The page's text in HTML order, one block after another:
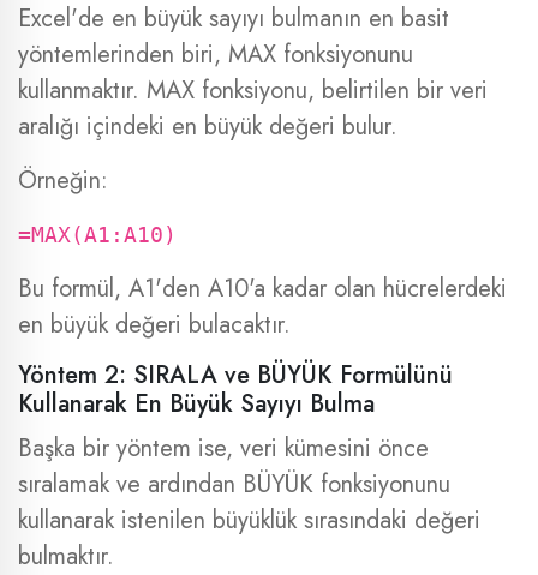
Excel'de en büyük sayıyı bulmanın en basit
yöntemlerinden biri, MAX fonksiyonunu
kullanmaktır. MAX fonksiyonu, belirtilen bir veri
aralığı içindeki en büyük değeri bulur.
Örneğin:
=MAX(A1:A10)
Bu formül, A1'den A10'a kadar olan hücrelerdeki
en büyük değeri bulacaktır.
Yöntem 2: SIRALA ve BÜYÜK Formülünü
Kullanarak En Büyük Sayıyı Bulma
Başka bir yöntem ise, veri kümesini önce
sıralamak ve ardından BÜYÜK fonksiyonunu
kullanarak istenilen büyüklük sırasındaki değeri
bulmaktır.